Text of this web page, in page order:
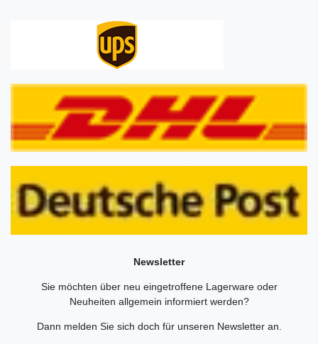
Newsletter
Sie möchten über neu eingetroffene Lagerware oder
Neuheiten allgemein informiert werden?
Dann melden Sie sich doch für unseren Newsletter an.